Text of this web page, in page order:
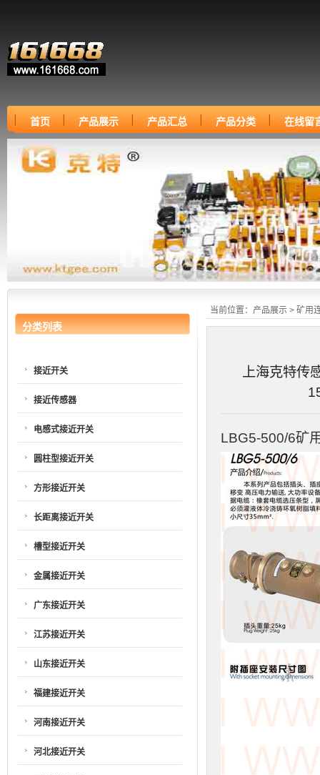
首页 产品展示 产品汇总 产品分类 在线留
当前位置： 产品展示 > 矿用
上海克特传
LBG5-500/6矿
分类列表
接近开关
接近传感器
电感式接近开关
圆柱型接近开关
方形接近开关
长距离接近开关
槽型接近开关
金属接近开关
广东接近开关
江苏接近开关
山东接近开关
福建接近开关
河南接近开关
河北接近开关